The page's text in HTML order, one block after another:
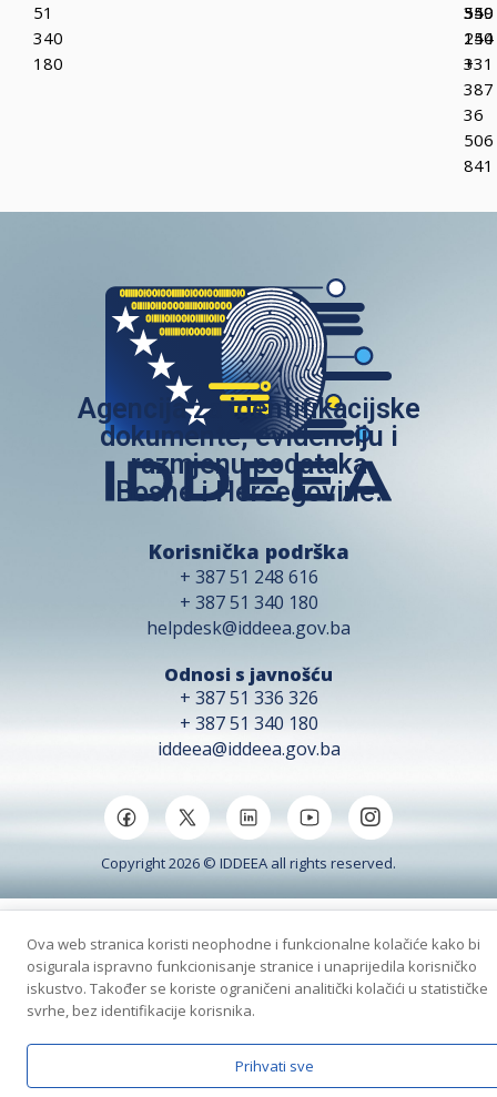
51
340
180
349
550
150
+
387
36
506
841
55
244
331
Agencija za identifikacijske
dokumente, evidenciju i
razmjenu podataka
Bosne i Hercegovine.
Korisnička podrška
+ 387 51 248 616
+ 387 51 340 180
helpdesk@iddeea.gov.ba
Odnosi s javnošću
+ 387 51 336 326
+ 387 51 340 180
iddeea@iddeea.gov.ba
Copyright 2026 © IDDEEA all rights reserved.
Ova web stranica koristi neophodne i funkcionalne kolačiće kako bi
osigurala ispravno funkcionisanje stranice i unaprijedila korisničko
iskustvo. Također se koriste ograničeni analitički kolačići u statističke
svrhe, bez identifikacije korisnika.
Prihvati sve